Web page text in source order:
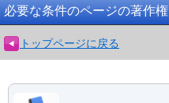
必要な条件のページの著作権
トップページに戻る